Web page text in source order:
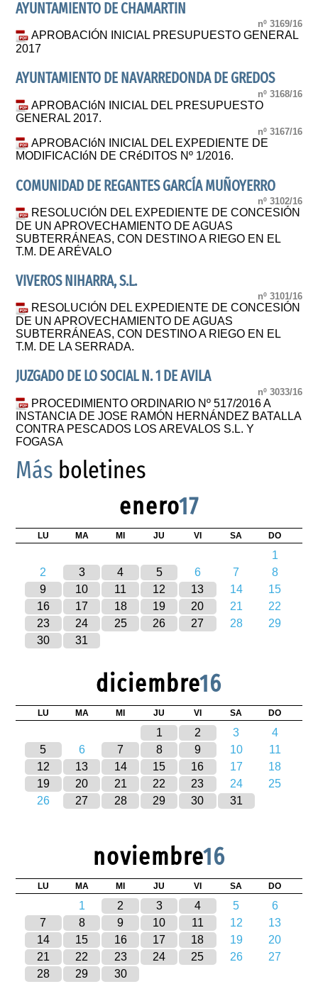
AYUNTAMIENTO DE CHAMARTIN
nº 3169/16
APROBACIÓN INICIAL PRESUPUESTO GENERAL
2017
AYUNTAMIENTO DE NAVARREDONDA DE GREDOS
nº 3168/16
APROBACIóN INICIAL DEL PRESUPUESTO
GENERAL 2017.
nº 3167/16
APROBACIóN INICIAL DEL EXPEDIENTE DE
MODIFICACIóN DE CRéDITOS Nº 1/2016.
COMUNIDAD DE REGANTES GARCÍA MUÑOYERRO
nº 3102/16
RESOLUCIÓN DEL EXPEDIENTE DE CONCESIÓN
DE UN APROVECHAMIENTO DE AGUAS
SUBTERRÁNEAS, CON DESTINO A RIEGO EN EL
T.M. DE ARÉVALO
VIVEROS NIHARRA, S.L.
nº 3101/16
RESOLUCIÓN DEL EXPEDIENTE DE CONCESIÓN
DE UN APROVECHAMIENTO DE AGUAS
SUBTERRÁNEAS, CON DESTINO A RIEGO EN EL
T.M. DE LA SERRADA.
JUZGADO DE LO SOCIAL N. 1 DE AVILA
nº 3033/16
PROCEDIMIENTO ORDINARIO Nº 517/2016 A
INSTANCIA DE JOSE RAMÓN HERNÁNDEZ BATALLA
CONTRA PESCADOS LOS AREVALOS S.L. Y
FOGASA
Más boletines
enero17
LU MA MI JU VI SA DO
1
2
3 4 5 6 7
8
9
10 11 12 13 14
15
16
17 18 19 20 21
22
23
24 25 26 27 28
29
30
31
diciembre16
LU MA MI JU VI SA DO
1 2 3
4
5
6 7 8 9 10
11
12
13 14 15 16 17
18
19
20 21 22 23 24
25
26
27 28 29 30 31
noviembre16
LU MA MI JU VI SA DO
1 2 3 4 5
6
7
8 9 10 11 12
13
14
15 16 17 18 19
20
21
22 23 24 25 26
27
28
29 30